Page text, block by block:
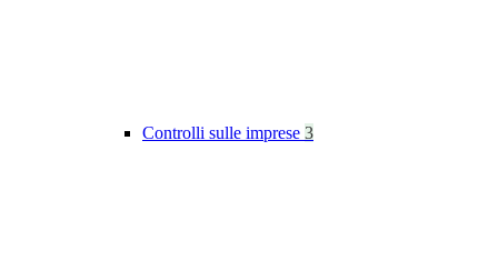
Controlli sulle imprese 3